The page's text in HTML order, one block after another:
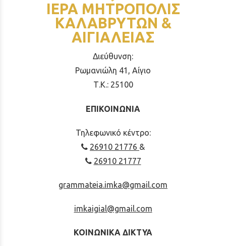
ΙΕΡΑ ΜΗΤΡΟΠΟΛΙΣ
ΚΑΛΑΒΡΥΤΩΝ &
ΑΙΓΙΑΛΕΙΑΣ
Διεύθυνση:
Ρωμανιώλη 41, Αίγιο
Τ.Κ.: 25100
ΕΠΙΚΟΙΝΩΝΙΑ
Τηλεφωνικό κέντρο:
26910 21776 &
26910 21777
grammateia.imka@gmail.com
imkaigial@gmail.com
ΚΟΙΝΩΝΙΚΑ ΔΙΚΤΥΑ